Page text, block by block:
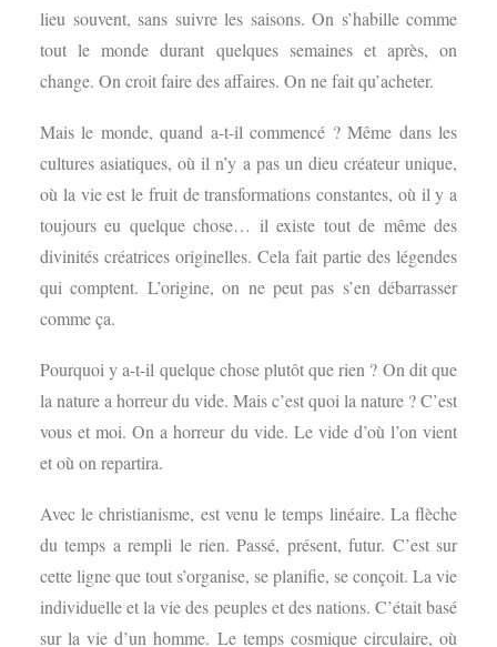
lieu souvent, sans suivre les saisons. On s’habille comme
tout le monde durant quelques semaines et après, on
change. On croit faire des affaires. On ne fait qu’acheter.
Mais le monde, quand a-t-il commencé ? Même dans les
cultures asiatiques, où il n’y a pas un dieu créateur unique,
où la vie est le fruit de transformations constantes, où il y a
toujours eu quelque chose… il existe tout de même des
divinités créatrices originelles. Cela fait partie des légendes
qui comptent. L’origine, on ne peut pas s’en débarrasser
comme ça.
Pourquoi y a-t-il quelque chose plutôt que rien ? On dit que
la nature a horreur du vide. Mais c’est quoi la nature ? C’est
vous et moi. On a horreur du vide. Le vide d’où l’on vient
et où on repartira.
Avec le christianisme, est venu le temps linéaire. La flèche
du temps a rempli le rien. Passé, présent, futur. C’est sur
cette ligne que tout s’organise, se planifie, se conçoit. La vie
individuelle et la vie des peuples et des nations. C’était basé
sur la vie d’un homme. Le temps cosmique circulaire, où